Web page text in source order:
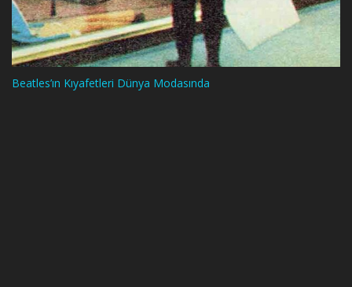
Beatles’ın Kıyafetleri Dünya Modasında